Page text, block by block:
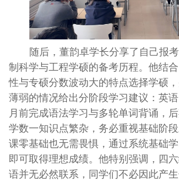
随后，董韵卓学长分享了自己报
制科学与工程学硕的备考历程。他结
性与专硕分数波动大的特点选择学硕
薄弱的情况给出分阶段学习建议：英语
月前完成语法学习与多轮单词背诵，
学数一知识点繁杂，务必重视基础阶
课零基础也无需畏惧，通过系统基础
即可取得理想成绩。他特别强调，四
语并无必然联系，同学们不必因此产生